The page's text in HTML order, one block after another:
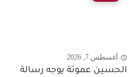
أغسطس 7, 2026
الحسين عموتة يوجه رسالة